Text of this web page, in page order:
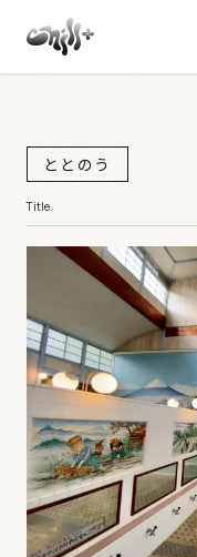
ととのう
Title.